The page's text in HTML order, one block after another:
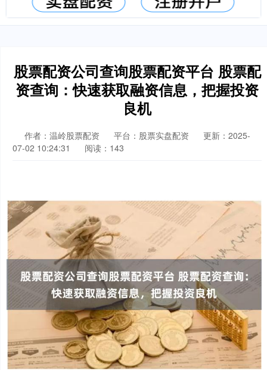
股票配资公司查询股票配资平台 股票配
资查询：快速获取融资信息，把握投资
良机
作者：温岭股票配资 平台：股票实盘配资
更新：2025-
07-02 10:24:31
阅读：143